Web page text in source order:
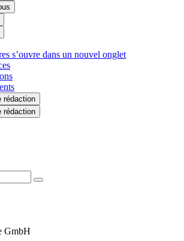
s’ouvre dans un nouvel onglet
rédaction
rédaction
GmbH